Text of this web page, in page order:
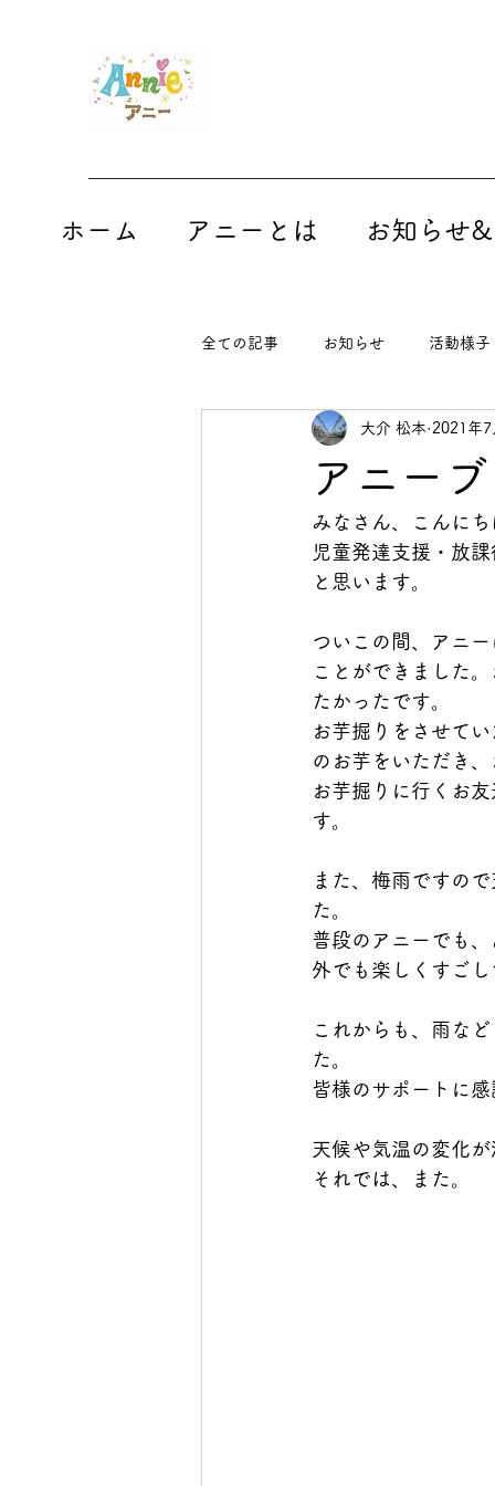
ホーム アニーとは お知らせ
全ての記事 お知らせ 活動様子
アニー
大介 松本 2021年
みなさん、こんにち
児童発達支援・放
と思います。
ついこの間、アニ
ことができました
たかったです。
お芋掘りをさせて
のお芋をいただき
お芋掘りに行くお
す。
また、梅雨ですの
た。
普段のアニーでも
外でも楽しくすご
これからも、雨な
た。
皆様のサポートに
天候や気温の変化
それでは、また。